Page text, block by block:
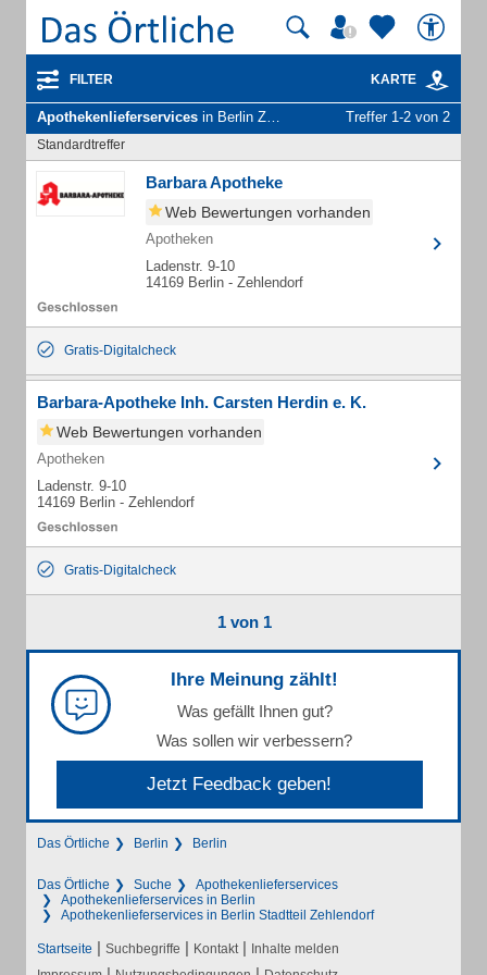
FILTER KARTE
Apothekenlieferservices in Berlin Zehlendorf Treffer 1-2 von 2
Standardtreffer
Barbara Apotheke
Web Bewertungen vorhanden
Apotheken
Ladenstr. 9-10
14169 Berlin - Zehlendorf
Gratis-Digitalcheck
Barbara-Apotheke Inh. Carsten Herdin e. K.
Web Bewertungen vorhanden
Apotheken
Ladenstr. 9-10
14169 Berlin - Zehlendorf
Gratis-Digitalcheck
1 von 1
Ihre Meinung zählt!
Was gefällt Ihnen gut?
Was sollen wir verbessern?
Jetzt Feedback geben!
Das Örtliche Berlin Berlin
Das Örtliche Suche
Apothekenlieferservices
Apothekenlieferservices in Berlin
Apothekenlieferservices in Berlin Stadtteil Zehlendorf
Startseite | Suchbegriffe | Kontakt | Inhalte melden